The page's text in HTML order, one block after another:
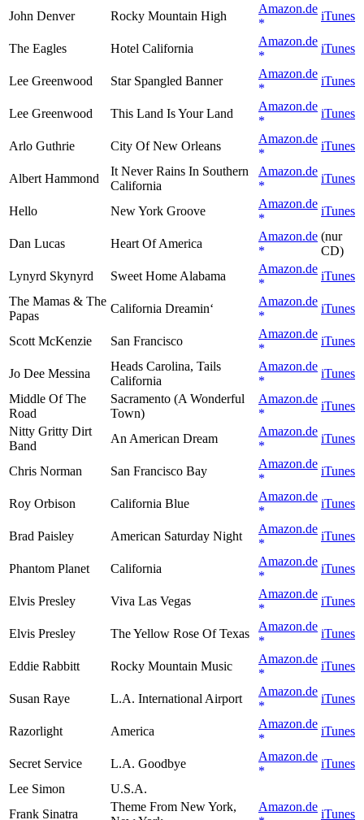
John Denver Rocky Mountain High
Amazon.de
iTunes
The Eagles Hotel California
Amazon.de
iTunes
Lee Greenwood Star Spangled Banner
Amazon.de
iTunes
Lee Greenwood This Land Is Your Land
Amazon.de
iTunes
Arlo Guthrie City Of New Orleans
Amazon.de
iTunes
Albert Hammond
It Never Rains In Southern
California
Amazon.de
iTunes
Hello New York Groove
Amazon.de
iTunes
Dan Lucas Heart Of America
Amazon.de (nur
CD)
Lynyrd Skynyrd
Sweet Home Alabama
Amazon.de
iTunes
The Mamas & The
Papas
California Dreamin‘
Amazon.de
iTunes
Scott McKenzie San Francisco
Amazon.de
iTunes
Jo Dee Messina
Heads Carolina, Tails
California
Amazon.de
iTunes
Middle Of The
Road
Sacramento (A Wonderful
Town)
Amazon.de
iTunes
Nitty Gritty Dirt
Band
An American Dream
Amazon.de
iTunes
Chris Norman San Francisco Bay
Amazon.de
iTunes
Roy Orbison California Blue
Amazon.de
iTunes
Brad Paisley American Saturday Night
Amazon.de
iTunes
Phantom Planet California
Amazon.de
iTunes
Elvis Presley Viva Las Vegas
Amazon.de
iTunes
Elvis Presley The Yellow Rose Of Texas
Amazon.de
iTunes
Eddie Rabbitt Rocky Mountain Music
Amazon.de
iTunes
Susan Raye L.A. International Airport
Amazon.de
iTunes
Razorlight America
Amazon.de
iTunes
Secret Service L.A. Goodbye
Amazon.de
iTunes
Lee Simon
U.S.A.
Frank Sinatra
Theme From New York,
Amazon.de
iTunes